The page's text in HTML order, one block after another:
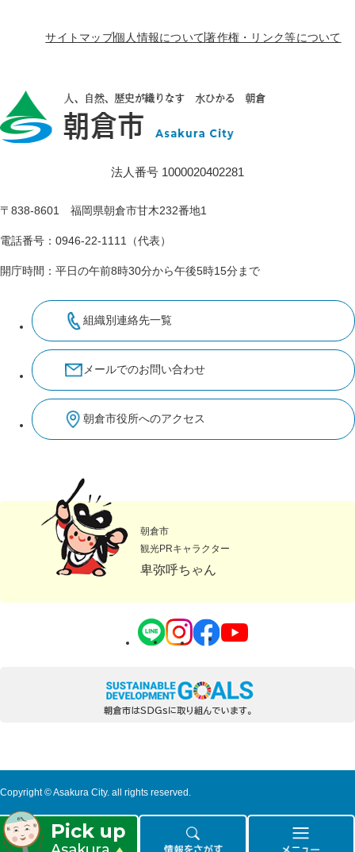
ピ
サイトマップ個人情報について著作権・リンク等について
法人番号 1000020402281
〒838-8601 福岡県朝倉市甘木232番地1
電話番号：0946-22-1111（代表）
開庁時間：平日の午前8時30分から午後5時15分まで
組織別連絡先一覧
メールでのお問い合わせ
朝倉市役所へのアクセス
朝倉市
観光PRキャラクター
卑弥呼ちゃん
Copyright © Asakura City. all rights reserved.